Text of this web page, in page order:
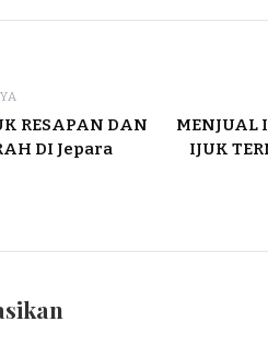
RESAPAN DAN
DI Jepara
MENJUAL
IJUK